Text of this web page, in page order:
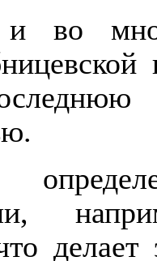
и во